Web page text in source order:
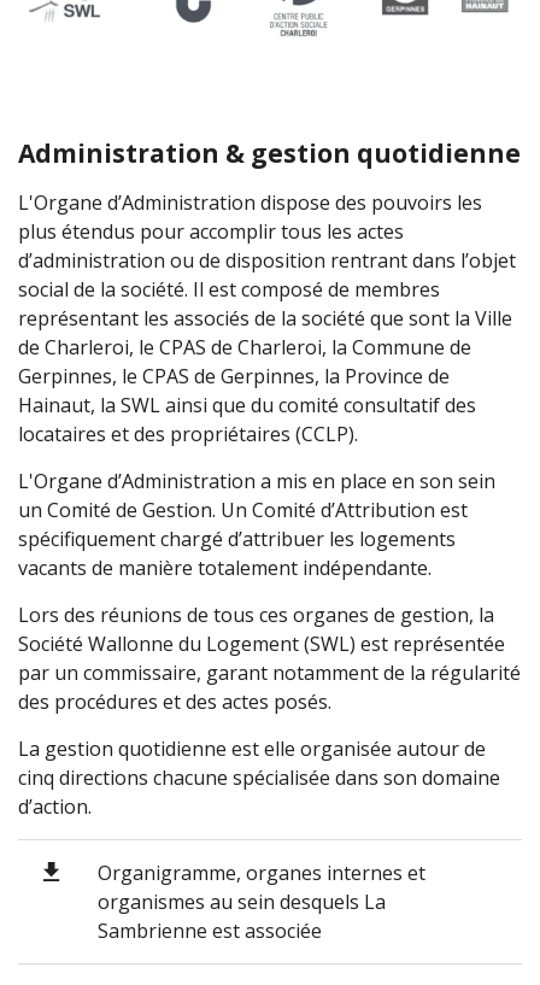
Administration & gestion quotidienne
L'Organe d’Administration dispose des pouvoirs les
plus étendus pour accomplir tous les actes
d’administration ou de disposition rentrant dans l’objet
social de la société. Il est composé de membres
représentant les associés de la société que sont la Ville
de Charleroi, le CPAS de Charleroi, la Commune de
Gerpinnes, le CPAS de Gerpinnes, la Province de
Hainaut, la SWL ainsi que du comité consultatif des
locataires et des propriétaires (CCLP).
L'Organe d’Administration a mis en place en son sein
un Comité de Gestion. Un Comité d’Attribution est
spécifiquement chargé d’attribuer les logements
vacants de manière totalement indépendante.
Lors des réunions de tous ces organes de gestion, la
Société Wallonne du Logement (SWL) est représentée
par un commissaire, garant notamment de la régularité
des procédures et des actes posés.
La gestion quotidienne est elle organisée autour de
cinq directions chacune spécialisée dans son domaine
d’action.
Organigramme, organes internes et
organismes au sein desquels La
Sambrienne est associée